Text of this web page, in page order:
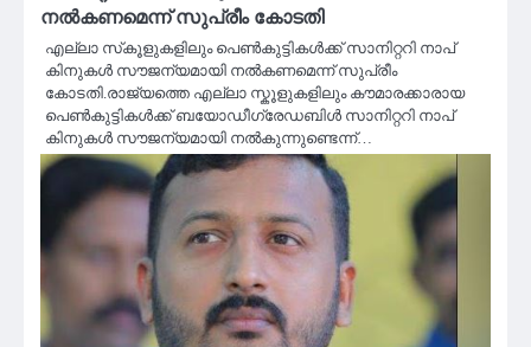
നൽകണമെന്ന് സുപ്രീം കോടതി
എല്ലാ സ്‌കൂളുകളിലും പെൺകുട്ടികൾക്ക് സാനിറ്ററി നാപ്
കിനുകൾ സൗജന്യമായി നൽകണമെന്ന് സുപ്രീം
കോടതി.രാജ്യത്തെ എല്ലാ സ്കൂളുകളിലും കൗമാരക്കാരായ
പെൺകുട്ടികൾക്ക് ബയോഡീഗ്രേഡബിൾ സാനിറ്ററി നാപ്
കിനുകൾ സൗജന്യമായി നൽകുന്നുണ്ടെന്ന്…